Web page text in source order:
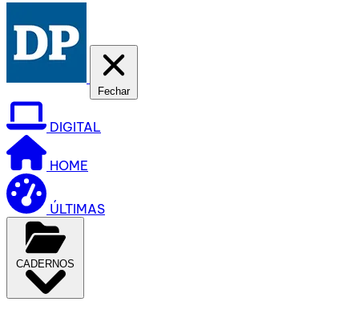
Fechar
DIGITAL
HOME
ÚLTIMAS
CADERNOS